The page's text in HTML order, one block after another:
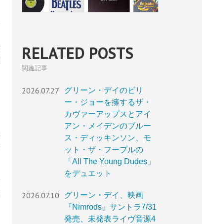
RELATED POSTS
関連記事
2026.07.27
グリーン・デイのビリ
ー・ジョーを擁するザ・
カヴァーアップスとアイ
アン・メイデンのブルー
ス・ディッキンソン、モ
ット・ザ・フープルの
「All The Young Dudes」
をデュエット
2026.07.10
グリーン・デイ、映画
『Nimrods』サントラ7/31
発売、未発表ライヴ音源4